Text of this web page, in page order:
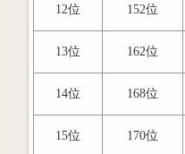
12位 152位
13位 162位
14位 168位
15位 170位